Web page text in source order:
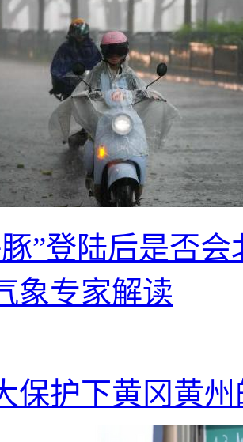
”登陆后是否
象专家解读
保护下黄冈黄